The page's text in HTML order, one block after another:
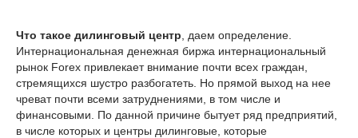
Что такое дилинговый центр , даем определение.
Интернациональная денежная биржа интернациональный
рынок Forex привлекает внимание почти всех граждан,
стремящихся шустро разбогатеть. Но прямой выход на нее
чреват почти всеми затруднениями, в том числе и
финансовыми. По данной причине бытует ряд предприятий,
в числе которых и центры дилинговые, которые